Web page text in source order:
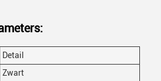
Detail
Zwart